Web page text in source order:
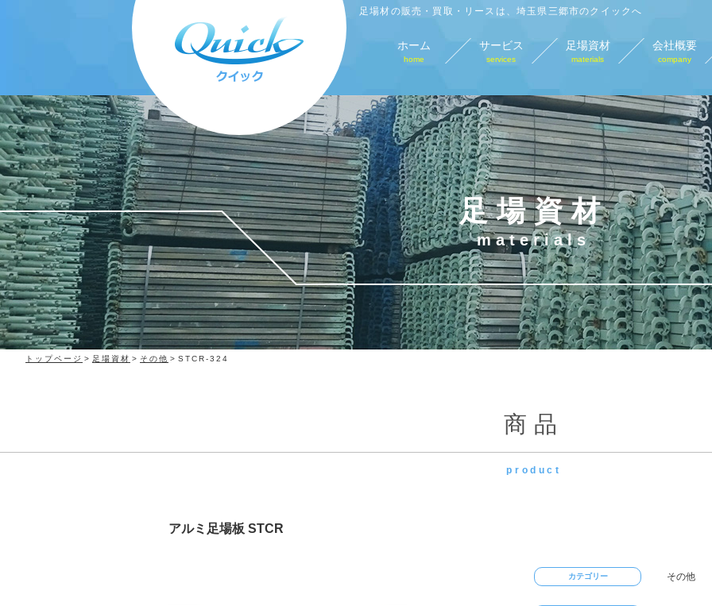
足場材の販売・買取・リースは、埼玉県三郷市のクイックへ
ホーム
home
サービス
services
足場材販売
sales
足場材買取
purchase
足場材リース
lease
足場資材
materials
会社概要
company
足場資材
materials
トップページ 足場資材 その他 STCR-324
商品
product
アルミ足場板 STCR
カテゴリー その他